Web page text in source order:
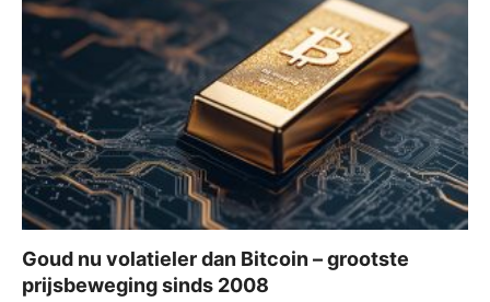
Goud nu volatieler dan Bitcoin – grootste
prijsbeweging sinds 2008